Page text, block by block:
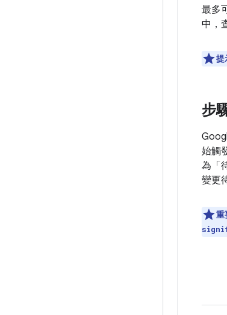
最多
中，
提
步
始觸
為「
變更
重